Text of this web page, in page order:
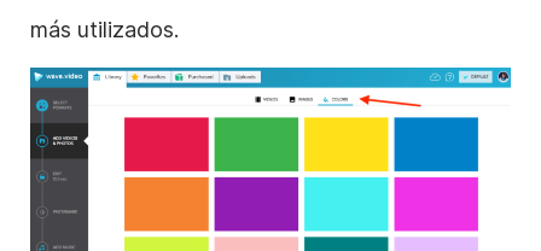
más utilizados.